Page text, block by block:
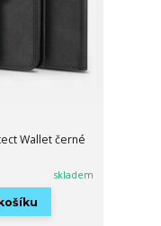
Wallet černé
skladem